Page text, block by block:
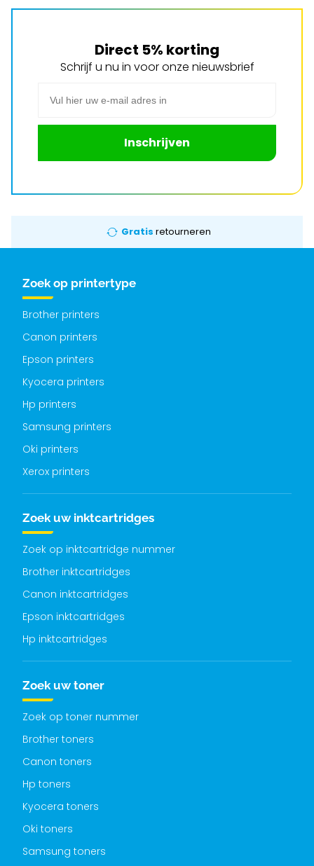
Direct 5% korting
Schrijf u nu in voor onze nieuwsbrief
Inschrijven
Gratis retourneren
Zoek op printertype
Brother printers
Canon printers
Epson printers
Kyocera printers
Hp printers
Samsung printers
Oki printers
Xerox printers
Zoek uw inktcartridges
Zoek op inktcartridge nummer
Brother inktcartridges
Canon inktcartridges
Epson inktcartridges
Hp inktcartridges
Zoek uw toner
Zoek op toner nummer
Brother toners
Canon toners
Hp toners
Kyocera toners
Oki toners
Samsung toners